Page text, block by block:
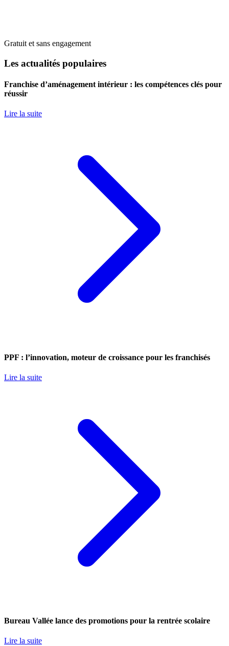
Gratuit et sans engagement
Les actualités populaires
Franchise d’aménagement intérieur : les compétences clés pour
réussir
Lire la suite
PPF : l’innovation, moteur de croissance pour les franchisés
Lire la suite
Bureau Vallée lance des promotions pour la rentrée scolaire
Lire la suite